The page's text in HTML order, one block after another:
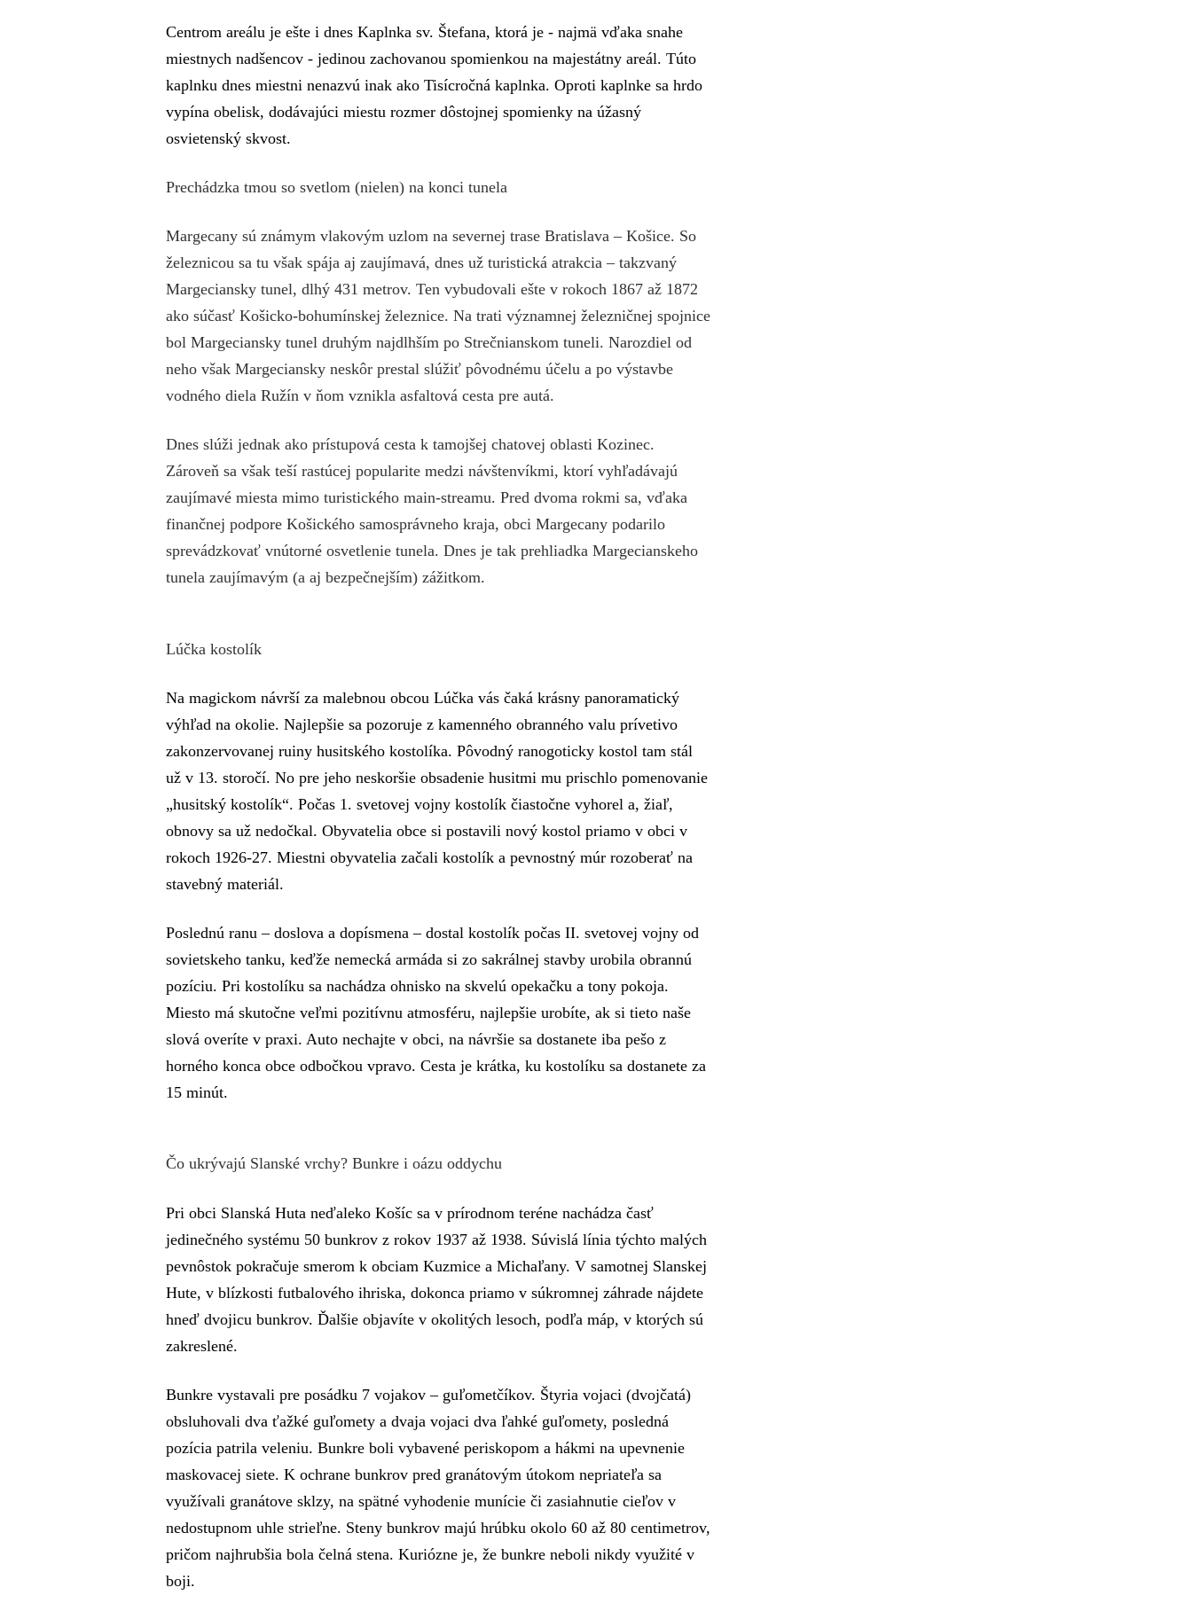
Centrom areálu je ešte i dnes Kaplnka sv. Štefana, ktorá je - najmä vďaka snahe
miestnych nadšencov - jedinou zachovanou spomienkou na majestátny areál. Túto
kaplnku dnes miestni nenazvú inak ako Tisícročná kaplnka. Oproti kaplnke sa hrdo
vypína obelisk, dodávajúci miestu rozmer dôstojnej spomienky na úžasný
osvietenský skvost.
Prechádzka tmou so svetlom (nielen) na konci tunela
Margecany sú známym vlakovým uzlom na severnej trase Bratislava – Košice. So
železnicou sa tu však spája aj zaujímavá, dnes už turistická atrakcia – takzvaný
Margeciansky tunel, dlhý 431 metrov. Ten vybudovali ešte v rokoch 1867 až 1872
ako súčasť Košicko-bohumínskej železnice. Na trati významnej železničnej spojnice
bol Margeciansky tunel druhým najdlhším po Strečnianskom tuneli. Narozdiel od
neho však Margeciansky neskôr prestal slúžiť pôvodnému účelu a po výstavbe
vodného diela Ružín v ňom vznikla asfaltová cesta pre autá.
Dnes slúži jednak ako prístupová cesta k tamojšej chatovej oblasti Kozinec.
Zároveň sa však teší rastúcej popularite medzi návštenvíkmi, ktorí vyhľadávajú
zaujímavé miesta mimo turistického main-streamu. Pred dvoma rokmi sa, vďaka
finančnej podpore Košického samosprávneho kraja, obci Margecany podarilo
sprevádzkovať vnútorné osvetlenie tunela. Dnes je tak prehliadka Margecianskeho
tunela zaujímavým (a aj bezpečnejším) zážitkom.
Lúčka kostolík
Na magickom návrší za malebnou obcou Lúčka vás čaká krásny panoramatický
výhľad na okolie. Najlepšie sa pozoruje z kamenného obranného valu prívetivo
zakonzervovanej ruiny husitského kostolíka. Pôvodný ranogoticky kostol tam stál
už v 13. storočí. No pre jeho neskoršie obsadenie husitmi mu prischlo pomenovanie
„husitský kostolík“. Počas 1. svetovej vojny kostolík čiastočne vyhorel a, žiaľ,
obnovy sa už nedočkal. Obyvatelia obce si postavili nový kostol priamo v obci v
rokoch 1926-27. Miestni obyvatelia začali kostolík a pevnostný múr rozoberať na
stavebný materiál.
Poslednú ranu – doslova a dopísmena – dostal kostolík počas II. svetovej vojny od
sovietskeho tanku, keďže nemecká armáda si zo sakrálnej stavby urobila obrannú
pozíciu. Pri kostolíku sa nachádza ohnisko na skvelú opekačku a tony pokoja.
Miesto má skutočne veľmi pozitívnu atmosféru, najlepšie urobíte, ak si tieto naše
slová overíte v praxi. Auto nechajte v obci, na návršie sa dostanete iba pešo z
horného konca obce odbočkou vpravo. Cesta je krátka, ku kostolíku sa dostanete za
15 minút.
Čo ukrývajú Slanské vrchy? Bunkre i oázu oddychu
Pri obci Slanská Huta neďaleko Košíc sa v prírodnom teréne nachádza časť
jedinečného systému 50 bunkrov z rokov 1937 až 1938. Súvislá línia týchto malých
pevnôstok pokračuje smerom k obciam Kuzmice a Michaľany. V samotnej Slanskej
Hute, v blízkosti futbalového ihriska, dokonca priamo v súkromnej záhrade nájdete
hneď dvojicu bunkrov. Ďalšie objavíte v okolitých lesoch, podľa máp, v ktorých sú
zakreslené.
Bunkre vystavali pre posádku 7 vojakov – guľometčíkov. Štyria vojaci (dvojčatá)
obsluhovali dva ťažké guľomety a dvaja vojaci dva ľahké guľomety, posledná
pozícia patrila veleniu. Bunkre boli vybavené periskopom a hákmi na upevnenie
maskovacej siete. K ochrane bunkrov pred granátovým útokom nepriateľa sa
využívali granátove sklzy, na spätné vyhodenie munície či zasiahnutie cieľov v
nedostupnom uhle strieľne. Steny bunkrov majú hrúbku okolo 60 až 80 centimetrov,
pričom najhrubšia bola čelná stena. Kuriózne je, že bunkre neboli nikdy využité v
boji.